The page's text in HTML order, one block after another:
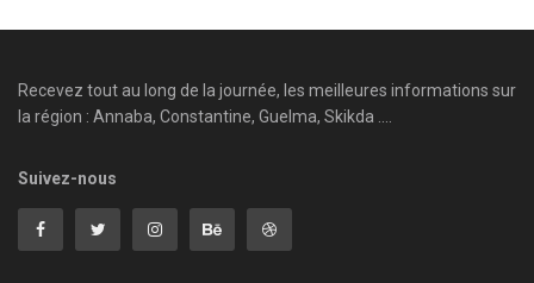
Recevez tout au long de la journée, les meilleures informations sur
la région : Annaba, Constantine, Guelma, Skikda ....
Suivez-nous